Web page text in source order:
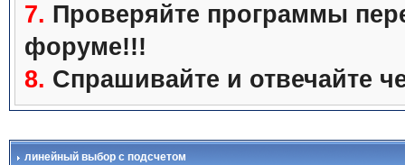
7. Проверяйте программы
форуме!!!
8. Спрашивайте и отвечайте
линейный выбор с подсчетом